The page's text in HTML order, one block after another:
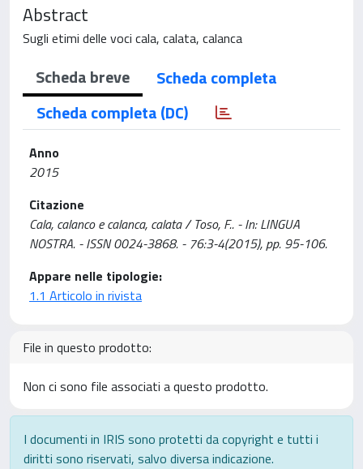
Abstract
Sugli etimi delle voci cala, calata, calanca
Scheda breve
Scheda completa
Scheda completa (DC)
Anno
2015
Citazione
Cala, calanco e calanca, calata / Toso, F.. - In: LINGUA
NOSTRA. - ISSN 0024-3868. - 76:3-4(2015), pp. 95-106.
Appare nelle tipologie:
1.1 Articolo in rivista
File in questo prodotto:
Non ci sono file associati a questo prodotto.
I documenti in IRIS sono protetti da copyright e tutti i
diritti sono riservati, salvo diversa indicazione.